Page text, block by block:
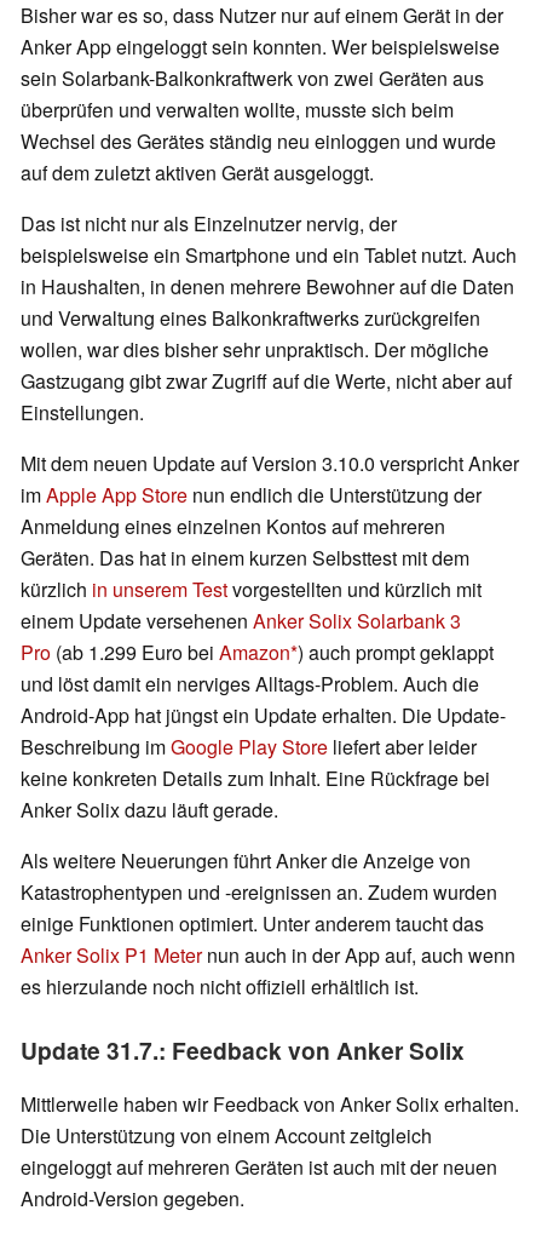
Bisher war es so, dass Nutzer nur auf einem Gerät in der
Anker App eingeloggt sein konnten. Wer beispielsweise
sein Solarbank-Balkonkraftwerk von zwei Geräten aus
überprüfen und verwalten wollte, musste sich beim
Wechsel des Gerätes ständig neu einloggen und wurde
auf dem zuletzt aktiven Gerät ausgeloggt.
Das ist nicht nur als Einzelnutzer nervig, der
beispielsweise ein Smartphone und ein Tablet nutzt. Auch
in Haushalten, in denen mehrere Bewohner auf die Daten
und Verwaltung eines Balkonkraftwerks zurückgreifen
wollen, war dies bisher sehr unpraktisch. Der mögliche
Gastzugang gibt zwar Zugriff auf die Werte, nicht aber auf
Einstellungen.
Mit dem neuen Update auf Version 3.10.0 verspricht Anker
imApple App Store nun endlich die Unterstützung der
Anmeldung eines einzelnen Kontos auf mehreren
Geräten. Das hat in einem kurzen Selbsttest mit dem
kürzlich in unserem Testvorgestellten und kürzlich mit
einem Update versehenen Anker Solix Solarbank 3
Pro (ab 1.299 Euro bei Amazon ) auch prompt geklappt
und löst damit ein nerviges Alltags-Problem. Auch die
Android-App hat jüngst ein Update erhalten. Die Update-
Beschreibung imGoogle Play Store liefert aber leider
keine konkreten Details zum Inhalt. Eine Rückfrage bei
Anker Solix dazu läuft gerade.
Als weitere Neuerungen führt Anker die Anzeige von
Katastrophentypen und -ereignissen an. Zudem wurden
einige Funktionen optimiert. Unter anderem taucht das
Anker Solix P1 Meternun auch in der App auf, auch wenn
es hierzulande noch nicht offiziell erhältlich ist.
Update 31.7.: Feedback von Anker Solix
Mittlerweile haben wir Feedback von Anker Solix erhalten.
Die Unterstützung von einem Account zeitgleich
eingeloggt auf mehreren Geräten ist auch mit der neuen
Android-Version gegeben.